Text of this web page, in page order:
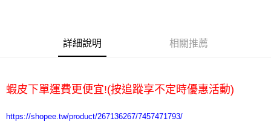
每筆NT$65，滿NT$2,000(含以上)免運費
每筆NT$65，滿NT$2,000(含以上)免運費
每筆NT$100，滿NT$2,000(含以上)免運費
詳細說明 相關推薦
蝦皮下單運費更便宜!(按追蹤享不定時優惠活動)
https://shopee.tw/product/267136267/7457471793/